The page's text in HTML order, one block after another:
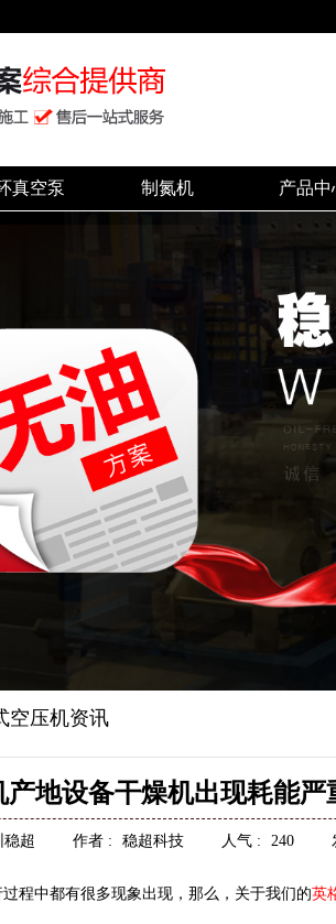
真空泵 制氮机 产品中
空压机资讯
产地设备干燥机出现耗能
稳超 作者 : 稳超科技 人气 : 240
程中都有很多现象出现，那么，关于我们的英